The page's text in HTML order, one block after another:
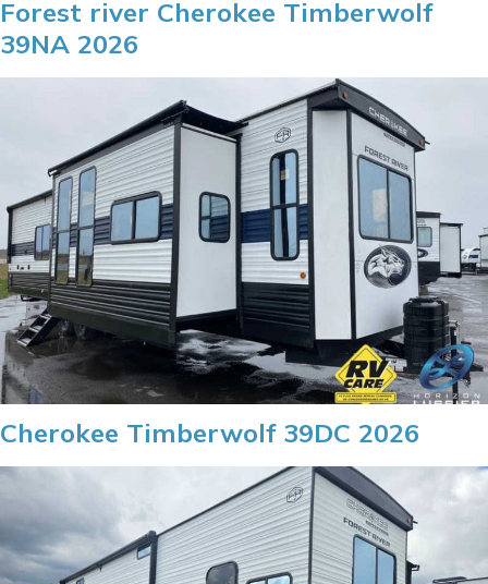
Forest river Cherokee Timberwolf
39NA 2026
Cherokee Timberwolf 39DC 2026